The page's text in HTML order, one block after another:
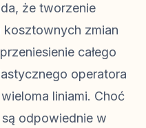
że tworzenie
zmian
całego
operatora
liniami. Choć
odpowiednie w